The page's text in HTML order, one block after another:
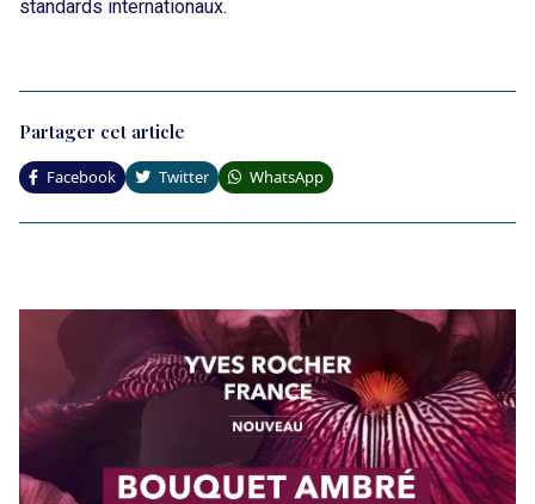
standards internationaux.
Partager cet article
Facebook Twitter WhatsApp